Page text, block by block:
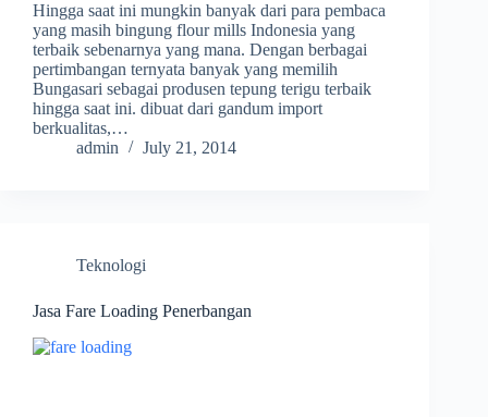
Hingga saat ini mungkin banyak dari para pembaca
yang masih bingung flour mills Indonesia yang
terbaik sebenarnya yang mana. Dengan berbagai
pertimbangan ternyata banyak yang memilih
Bungasari sebagai produsen tepung terigu terbaik
hingga saat ini. dibuat dari gandum import
berkualitas,…
admin
July 21, 2014
Teknologi
Jasa Fare Loading Penerbangan